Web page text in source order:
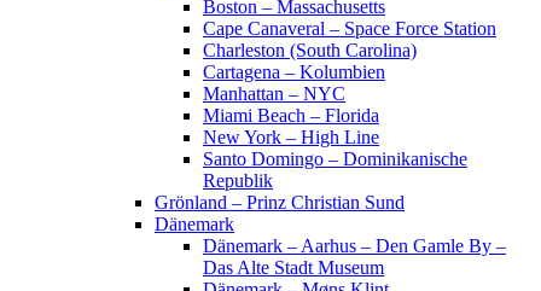
Boston – Massachusetts
Cape Canaveral – Space Force Station
Charleston (South Carolina)
Cartagena – Kolumbien
Manhattan – NYC
Miami Beach – Florida
New York – High Line
Santo Domingo – Dominikanische
Republik
Grönland – Prinz Christian Sund
Dänemark
Dänemark – Aarhus – Den Gamle By –
Das Alte Stadt Museum